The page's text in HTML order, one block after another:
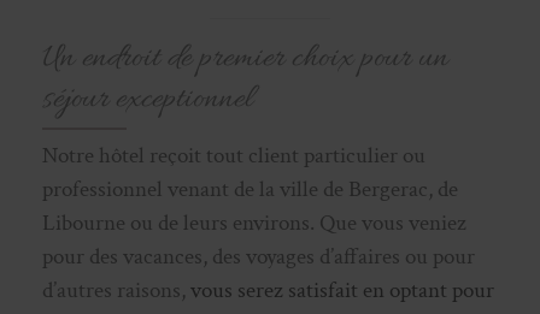
Un endroit de premier choix pour un
séjour exceptionnel
Notre hôtel reçoit tout client particulier ou
professionnel venant de la ville de Bergerac, de
Libourne ou de leurs environs. Que vous veniez
pour des vacances, des voyages d’affaires ou pour
d’autres raisons, vous serez satisfait en optant pour